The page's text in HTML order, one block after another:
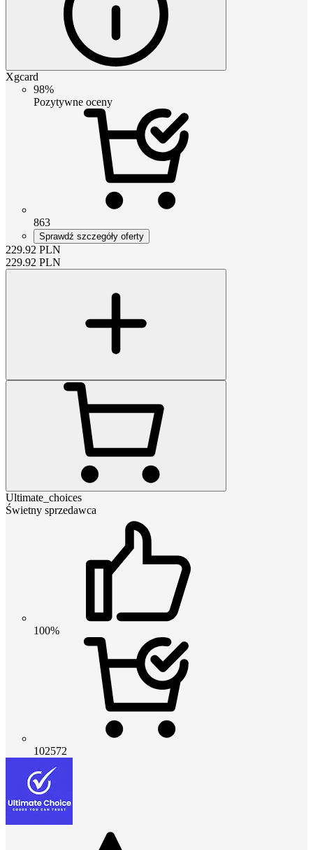
Xgcard
98%
Pozytywne oceny
863
Sprawdź szczegóły oferty
229.92 PLN
229.92 PLN
Ultimate_choices
Świetny sprzedawca
100%
102572